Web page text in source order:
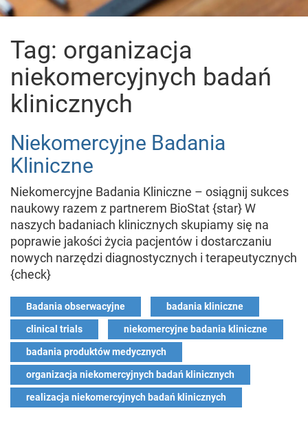
Tag: organizacja
niekomercyjnych badań
klinicznych
Niekomercyjne Badania
Kliniczne
Niekomercyjne Badania Kliniczne – osiągnij sukces
naukowy razem z partnerem BioStat {star} W
naszych badaniach klinicznych skupiamy się na
poprawie jakości życia pacjentów i dostarczaniu
nowych narzędzi diagnostycznych i terapeutycznych
{check}
Badania obserwacyjne badania kliniczne
clinical trials niekomercyjne badania kliniczne
badania produktów medycznych
organizacja niekomercyjnych badań klinicznych
realizacja niekomercyjnych badań klinicznych